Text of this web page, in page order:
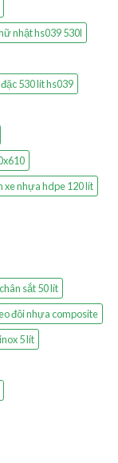
nhật hs039 530l
530 lít hs039
xe nhựa hdpe 120 lít
sắt 50 lít
đôi nhựa composite
5 lít